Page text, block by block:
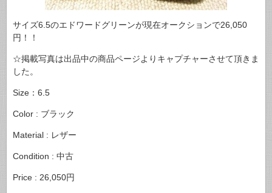
サイズ6.5のエドワードグリーンが現在オークションで26,050
円！！
☆掲載写真は出品中の商品ページよりキャプチャーさせて頂きま
した。
Size：6.5
Color : ブラック
Material : レザー
Condition : 中古
Price : 26,050円